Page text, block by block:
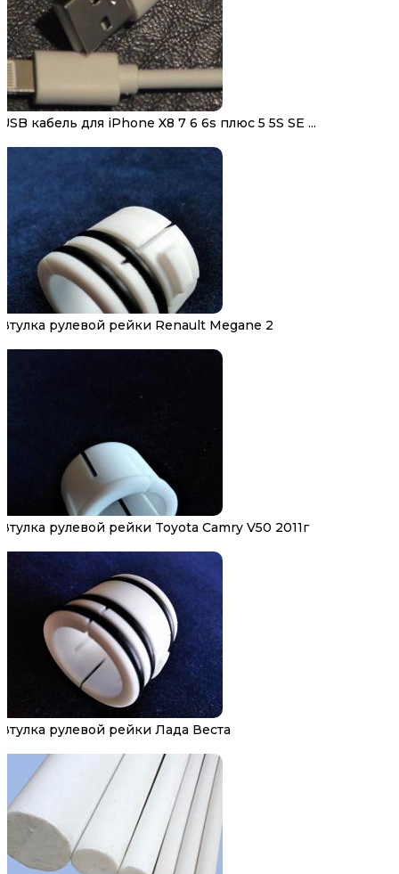
USB кабель для iPhone X8 7 6 6s плюс 5 5S SE ...
Втулка рулевой рейки Renault Megane 2
Втулка рулевой рейки Toyota Camry V50 2011г
Втулка рулевой рейки Лада Веста